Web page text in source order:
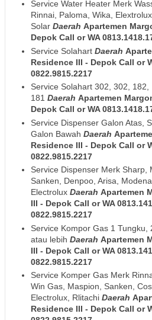
Service Water Heater Merk
Rinnai, Paloma, Wika,
Solar Daerah Apartemen
Depok Call or WA
Service Solahart Daerah
Residence III - Depok Call or
0822.9815.2217
Service Solahart 302, 302, 182,
181 Daerah Apartemen
Depok Call or WA
Service Dispenser Galon Atas,
Galon Bawah Daerah
Residence III - Depok Call or
0822.9815.2217
Service Dispenser Merk Sharp,
Sanken, Denpoo, Arisa,
Electrolux Daerah Apartemen
III - Depok Call or WA
0822.9815.2217
Service Kompor Gas 1 Tungku,
atau lebih Daerah Apartemen
III - Depok Call or WA
0822.9815.2217
Service Komper Gas Merk
Win Gas, Maspion, Sanken,
Electrolux, Rlitachi Daerah
Residence III - Depok Call or